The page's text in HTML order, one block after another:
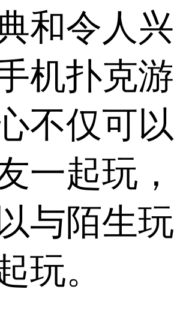
和令人兴
机扑克游
不仅可以
一起玩，
与陌生玩
玩。